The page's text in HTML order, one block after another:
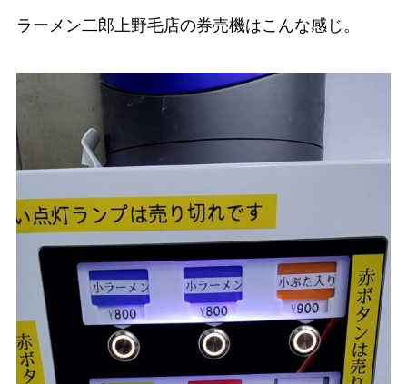
ラーメン二郎上野毛店の券売機はこんな感じ。